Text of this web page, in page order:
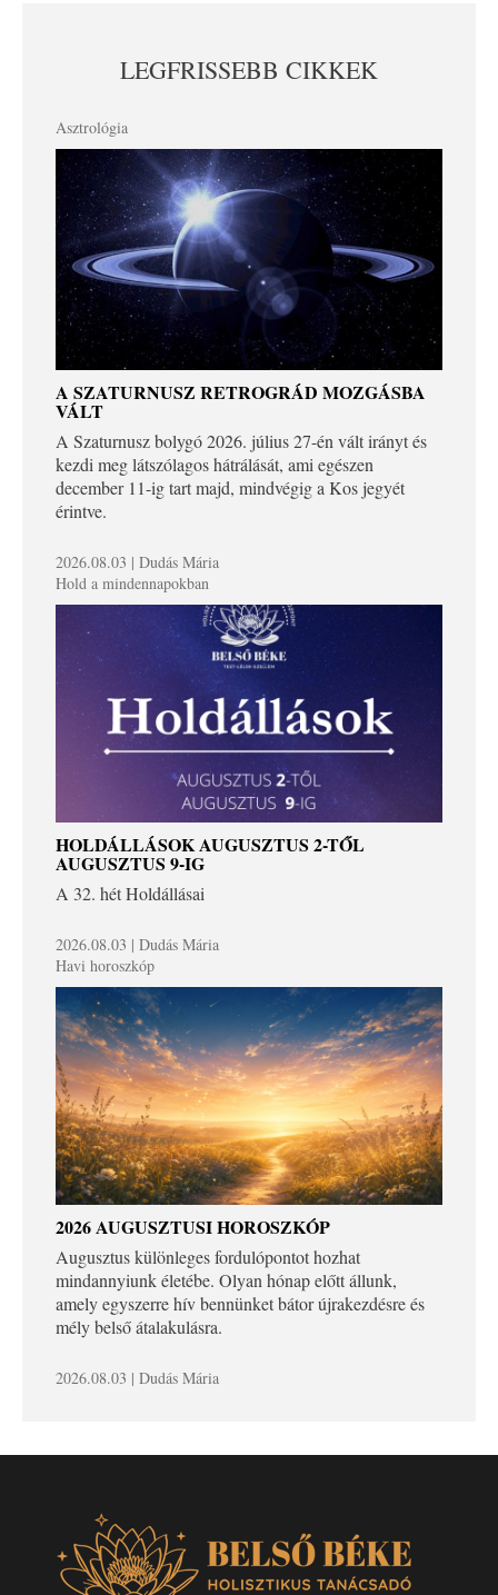
LEGFRISSEBB CIKKEK
Asztrológia
A SZATURNUSZ RETROGRÁD MOZGÁSBA
VÁLT
A Szaturnusz bolygó 2026. július 27-én vált irányt és
kezdi meg látszólagos hátrálását, ami egészen
december 11-ig tart majd, mindvégig a Kos jegyét
érintve.
2026.08.03 | Dudás Mária
Hold a mindennapokban
HOLDÁLLÁSOK AUGUSZTUS 2-TŐL
AUGUSZTUS 9-IG
A 32. hét Holdállásai
2026.08.03 | Dudás Mária
Havi horoszkóp
2026 AUGUSZTUSI HOROSZKÓP
Augusztus különleges fordulópontot hozhat
mindannyiunk életébe. Olyan hónap előtt állunk,
amely egyszerre hív bennünket bátor újrakezdésre és
mély belső átalakulásra.
2026.08.03 | Dudás Mária